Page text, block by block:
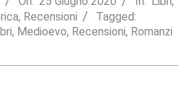
, Recensioni
Tagged:
, Medioevo, Recensioni, Romanzi